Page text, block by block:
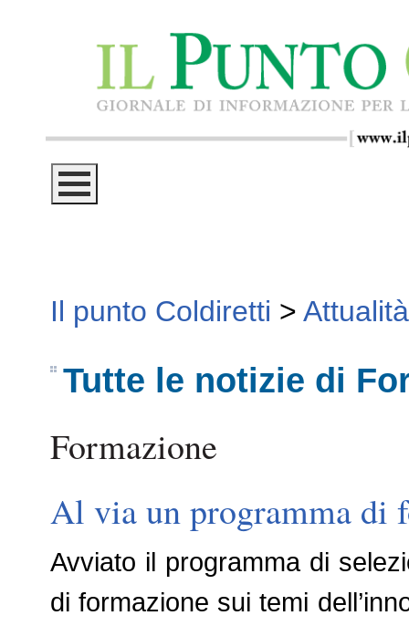
Il punto Coldiretti > Attualità
Tutte le notizie di
Formazione
Al via un programma di
Avviato il programma di
di formazione sui temi